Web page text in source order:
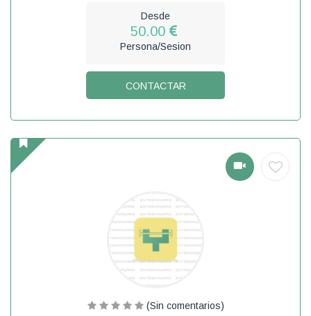
Desde
50.00
Persona/Sesion
CONTACTAR
(Sin comentarios)